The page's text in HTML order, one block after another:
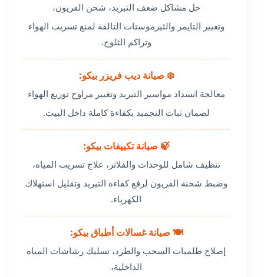
حل مشاكل ضعف التبريد، شحن الفريون،
وتغيير التايمر والثيرموستات التالفة لمنع تسريب الهواء
وتراكم الثلوج.
❄️ صيانة ديب فريزر بيكو:
معالجة انسداد مواسير التبريد وتغيير مراوح توزيع الهواء
لضمان ثبات التجميد بكفاءة كاملة داخل البيت.
🍃 صيانة تكييفات بيكو:
تنظيف شامل للوحدات والفلاتر، علاج تسريب المياه،
وضبط شحنة الفريون لرفع كفاءة التبريد وتقليل استهلاك
الكهرباء.
🍽️ صيانة غسالات أطباق بيكو:
إصلاح طلمبات السحب والطرد، تسليك رشاشات المياه
الداخلية،